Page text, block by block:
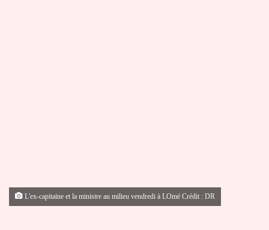
L'ex-capitaine et la ministre au milieu vendredi à LOmé Crédit : DR